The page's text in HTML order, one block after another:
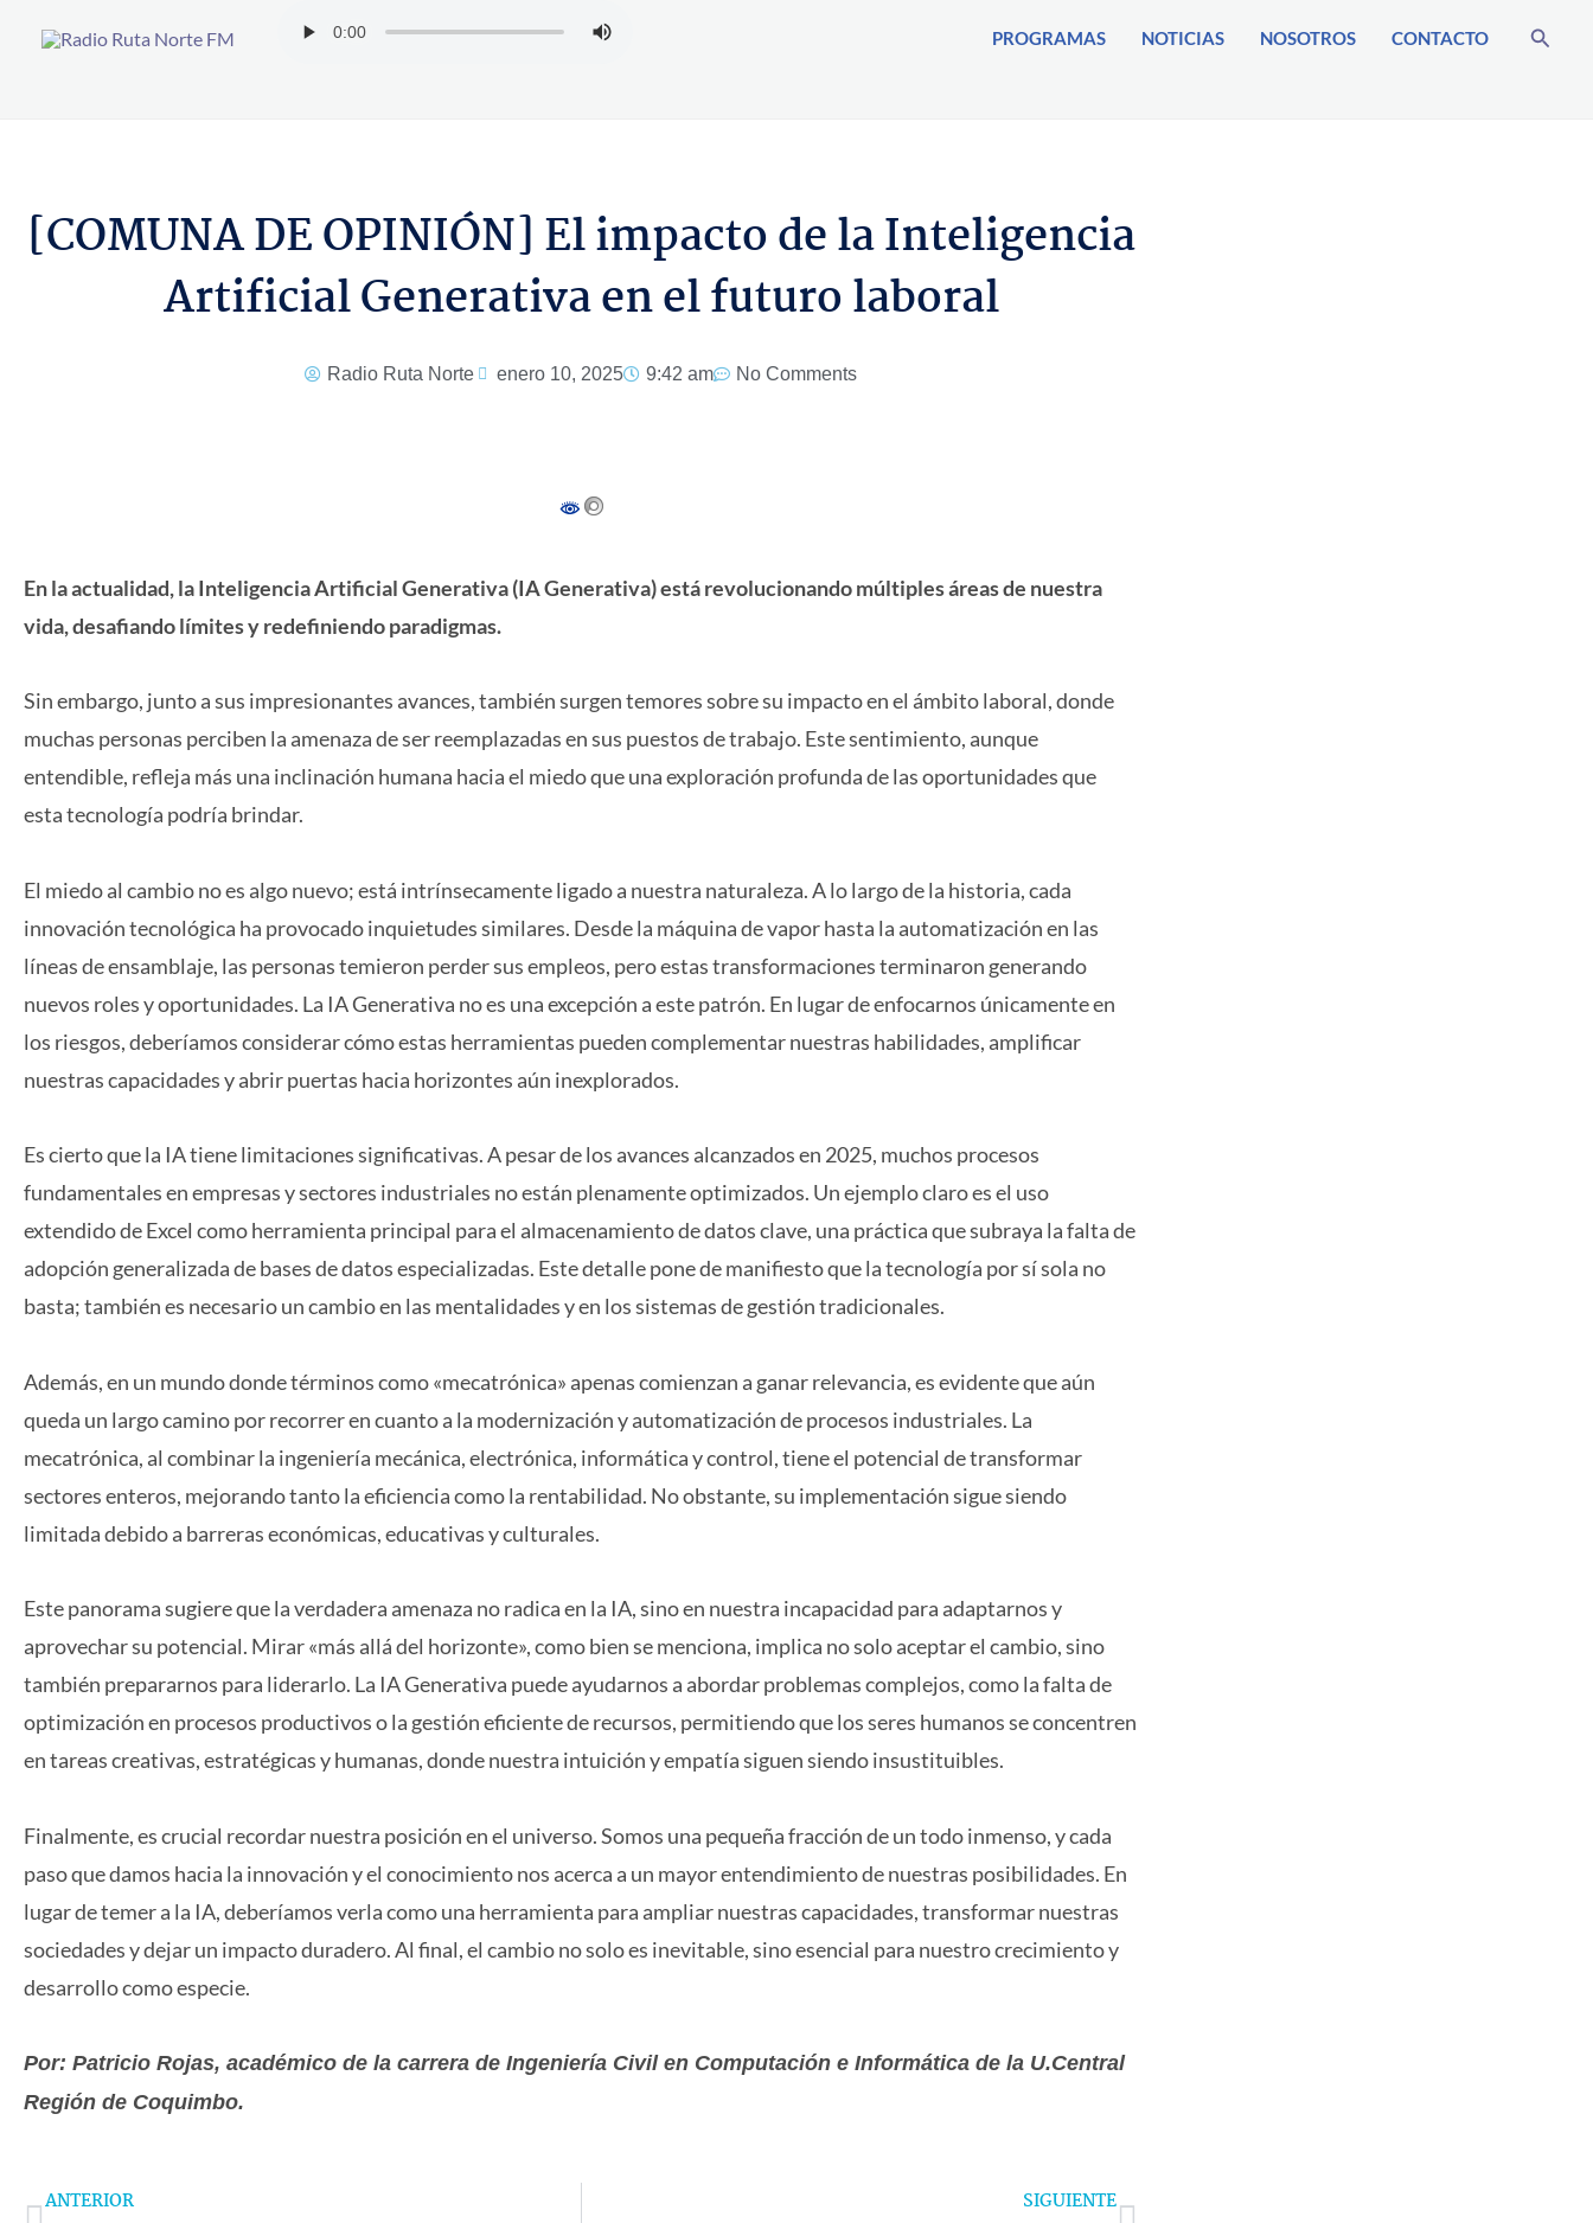
contenido
PROGRAMAS NOTICIAS NOSOTROS CONTACTO Buscar
[COMUNA DE OPINIÓN] El impacto de la Inteligencia
Artificial Generativa en el futuro laboral
Radio Ruta Norte enero 10, 2025 9:42 am No Comments
En la actualidad, la Inteligencia Artificial Generativa (IA Generativa) está revolucionando múltiples áreas de nuestra
vida, desafiando límites y redefiniendo paradigmas.
Sin embargo, junto a sus impresionantes avances, también surgen temores sobre su impacto en el ámbito laboral, donde
muchas personas perciben la amenaza de ser reemplazadas en sus puestos de trabajo. Este sentimiento, aunque
entendible, refleja más una inclinación humana hacia el miedo que una exploración profunda de las oportunidades que
esta tecnología podría brindar.
El miedo al cambio no es algo nuevo; está intrínsecamente ligado a nuestra naturaleza. A lo largo de la historia, cada
innovación tecnológica ha provocado inquietudes similares. Desde la máquina de vapor hasta la automatización en las
líneas de ensamblaje, las personas temieron perder sus empleos, pero estas transformaciones terminaron generando
nuevos roles y oportunidades. La IA Generativa no es una excepción a este patrón. En lugar de enfocarnos únicamente en
los riesgos, deberíamos considerar cómo estas herramientas pueden complementar nuestras habilidades, amplificar
nuestras capacidades y abrir puertas hacia horizontes aún inexplorados.
Es cierto que la IA tiene limitaciones significativas. A pesar de los avances alcanzados en 2025, muchos procesos
fundamentales en empresas y sectores industriales no están plenamente optimizados. Un ejemplo claro es el uso
extendido de Excel como herramienta principal para el almacenamiento de datos clave, una práctica que subraya la falta de
adopción generalizada de bases de datos especializadas. Este detalle pone de manifiesto que la tecnología por sí sola no
basta; también es necesario un cambio en las mentalidades y en los sistemas de gestión tradicionales.
Además, en un mundo donde términos como «mecatrónica» apenas comienzan a ganar relevancia, es evidente que aún
queda un largo camino por recorrer en cuanto a la modernización y automatización de procesos industriales. La
mecatrónica, al combinar la ingeniería mecánica, electrónica, informática y control, tiene el potencial de transformar
sectores enteros, mejorando tanto la eficiencia como la rentabilidad. No obstante, su implementación sigue siendo
limitada debido a barreras económicas, educativas y culturales.
Este panorama sugiere que la verdadera amenaza no radica en la IA, sino en nuestra incapacidad para adaptarnos y
aprovechar su potencial. Mirar «más allá del horizonte», como bien se menciona, implica no solo aceptar el cambio, sino
también prepararnos para liderarlo. La IA Generativa puede ayudarnos a abordar problemas complejos, como la falta de
optimización en procesos productivos o la gestión eficiente de recursos, permitiendo que los seres humanos se concentren
en tareas creativas, estratégicas y humanas, donde nuestra intuición y empatía siguen siendo insustituibles.
Finalmente, es crucial recordar nuestra posición en el universo. Somos una pequeña fracción de un todo inmenso, y cada
paso que damos hacia la innovación y el conocimiento nos acerca a un mayor entendimiento de nuestras posibilidades. En
lugar de temer a la IA, deberíamos verla como una herramienta para ampliar nuestras capacidades, transformar nuestras
sociedades y dejar un impacto duradero. Al final, el cambio no solo es inevitable, sino esencial para nuestro crecimiento y
desarrollo como especie.
Por: Patricio Rojas, académico de la carrera de Ingeniería Civil en Computación e Informática de la U.Central
Región de Coquimbo.
Prev
ANTERIOR SIGUIENTENext